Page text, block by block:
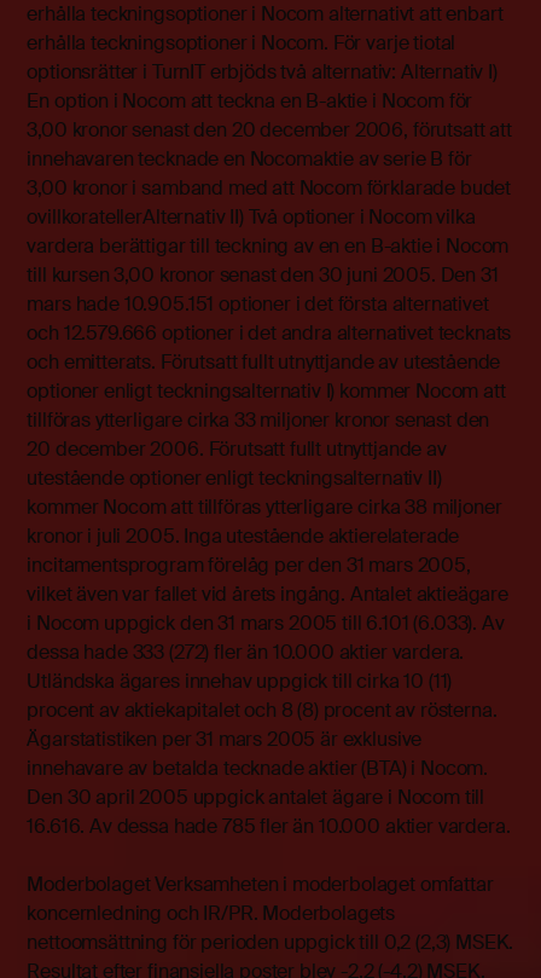
erhålla teckningsoptioner i Nocom alternativt att enbart
erhålla teckningsoptioner i Nocom. För varje tiotal
optionsrätter i TurnIT erbjöds två alternativ: Alternativ I)
En option i Nocom att teckna en B-aktie i Nocom för
3,00 kronor senast den 20 december 2006, förutsatt att
innehavaren tecknade en Nocomaktie av serie B för
3,00 kronor i samband med att Nocom förklarade budet
ovillkoratellerAlternativ II) Två optioner i Nocom vilka
vardera berättigar till teckning av en en B-aktie i Nocom
till kursen 3,00 kronor senast den 30 juni 2005. Den 31
mars hade 10.905.151 optioner i det första alternativet
och 12.579.666 optioner i det andra alternativet tecknats
och emitterats. Förutsatt fullt utnyttjande av utestående
optioner enligt teckningsalternativ I) kommer Nocom att
tillföras ytterligare cirka 33 miljoner kronor senast den
20 december 2006. Förutsatt fullt utnyttjande av
utestående optioner enligt teckningsalternativ II)
kommer Nocom att tillföras ytterligare cirka 38 miljoner
kronor i juli 2005. Inga utestående aktierelaterade
incitamentsprogram förelåg per den 31 mars 2005,
vilket även var fallet vid årets ingång. Antalet aktieägare
i Nocom uppgick den 31 mars 2005 till 6.101 (6.033). Av
dessa hade 333 (272) fler än 10.000 aktier vardera.
Utländska ägares innehav uppgick till cirka 10 (11)
procent av aktiekapitalet och 8 (8) procent av rösterna.
Ägarstatistiken per 31 mars 2005 är exklusive
innehavare av betalda tecknade aktier (BTA) i Nocom.
Den 30 april 2005 uppgick antalet ägare i Nocom till
16.616. Av dessa hade 785 fler än 10.000 aktier vardera.
Moderbolaget Verksamheten i moderbolaget omfattar
koncernledning och IR/PR. Moderbolagets
nettoomsättning för perioden uppgick till 0,2 (2,3) MSEK.
Resultat efter finansiella poster blev -2,2 (-4,2) MSEK.